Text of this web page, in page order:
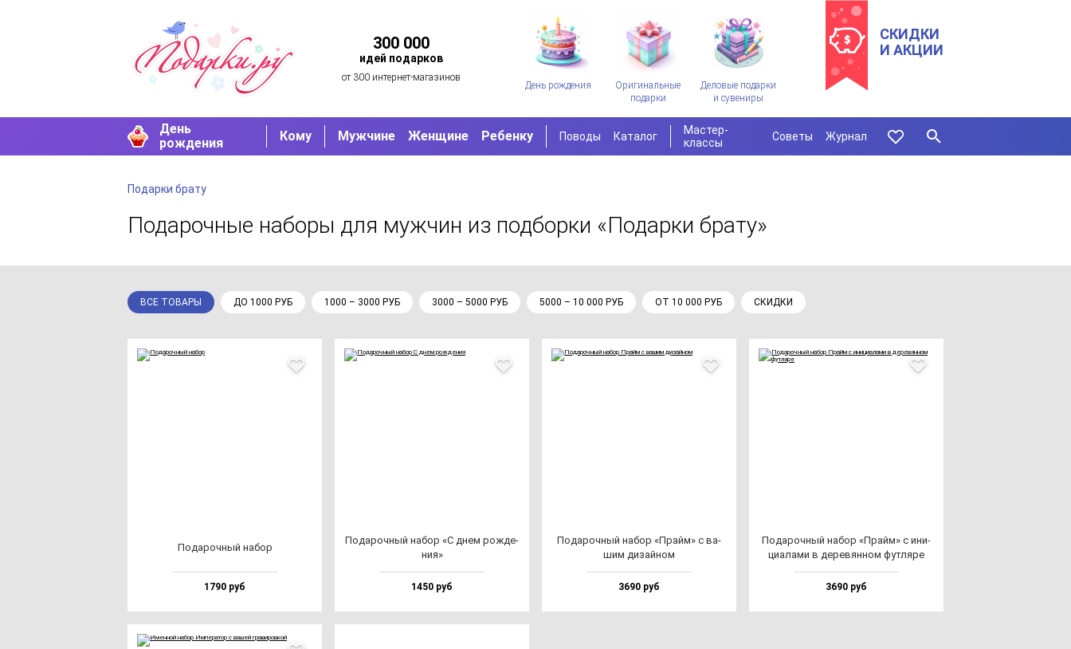
300 000
идей подарков
от 300 интернет-магазинов
День рождения
Оригинальные
подарки
Деловые подарки
и сувениры
СКИДКИ
И АКЦИИ
День
рождения
Кому Мужчине Женщине Ребенку Поводы Каталог
Мастер-
классы
Советы Журнал
Подарки брату
Подарочные наборы для мужчин из подборки «Подарки брату»
ВСЕ ТОВАРЫ ДО 1000 РУБ 1000 – 3000 РУБ 3000 – 5000 РУБ 5000 – 10 000 РУБ ОТ 10 000 РУБ СКИДКИ
Пода­роч­ный на­бор
1790 руб
Пода­роч­ный на­бор «С днем рож­де­
ния»
1450 руб
Пода­роч­ный на­бор «Прайм» с ва­
шим ди­зай­ном
3690 руб
Пода­роч­ный на­бор «Прайм» с ини­
ци­ала­ми в де­ре­вян­ном фут­ля­ре
3690 руб